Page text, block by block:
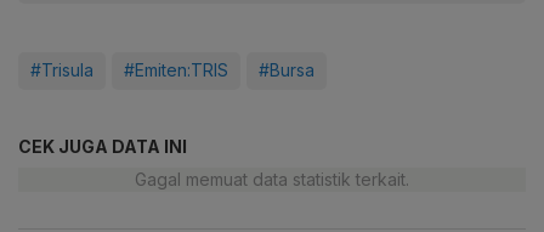
#Trisula #Emiten:TRIS #Bursa
CEK JUGA DATA INI
Gagal memuat data statistik terkait.